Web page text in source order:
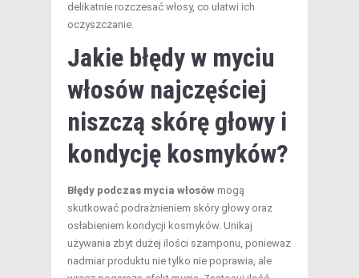
delikatnie rozczesać włosy, co ułatwi ich
oczyszczanie.
Jakie błędy w myciu
włosów najczęściej
niszczą skórę głowy i
kondycję kosmyków?
Błędy podczas mycia włosów mogą
skutkować podrażnieniem skóry głowy oraz
osłabieniem kondycji kosmyków. Unikaj
używania zbyt dużej ilości szamponu, ponieważ
nadmiar produktu nie tylko nie poprawia, ale